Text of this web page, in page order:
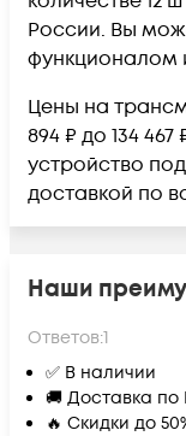
России. Вы
функционалом
Цены на
894 ₽ до 134
устройство
доставкой по
Наши
Ответов:1
✅ В наличии
🚚 Доставка
🔥 Скидки до